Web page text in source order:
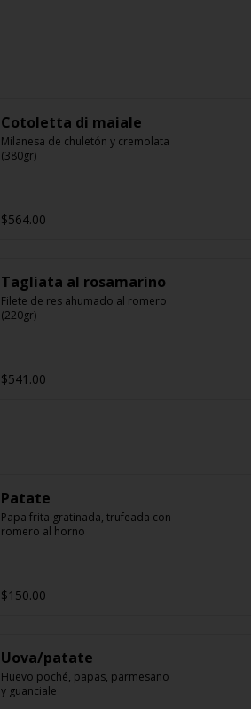
Cotoletta di maiale
Milanesa de chuletón y cremolata
(380gr)
$564.00
Tagliata al rosamarino
Filete de res ahumado al romero
(220gr)
$541.00
Patate
Papa frita gratinada, trufeada con
romero al horno
$150.00
Uova/patate
Huevo poché, papas, parmesano
y guanciale